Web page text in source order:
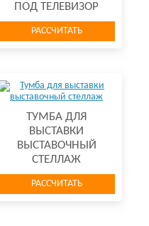
ПОД ТЕЛЕВИЗОР
РАССЧИТАТЬ
ТУМБА ДЛЯ
ВЫСТАВКИ
ВЫСТАВОЧНЫЙ
СТЕЛЛАЖ
РАССЧИТАТЬ